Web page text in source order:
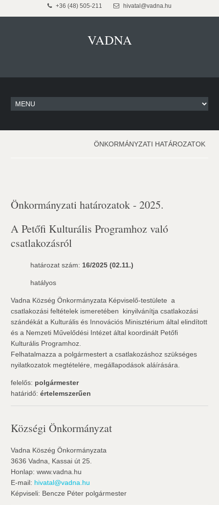
+36 (48) 505-211 hivatal@vadna.hu
VADNA
ÖNKORMÁNYZATI HATÁROZATOK
Önkormányzati határozatok - 2025.
A Petőfi Kulturális Programhoz való
csatlakozásról
határozat szám: 16/2025 (02.11.)
hatályos
Vadna Község Önkormányzata Képviselő-testülete  a
csatlakozási feltételek ismeretében  kinyilvánítja csatlakozási
szándékát a Kulturális és Innovációs Minisztérium által elindított
és a Nemzeti Művelődési Intézet által koordinált Petőfi
Kulturális Programhoz.
Felhatalmazza a polgármestert a csatlakozáshoz szükséges
nyilatkozatok megtételére, megállapodások aláírására.
felelős: polgármester
határidő:értelemszerűen
Községi Önkormányzat
Vadna Köszég Önkormányzata
3636 Vadna, Kassai út 25.
Honlap: www.vadna.hu
E-mail: hivatal@vadna.hu
Képviseli: Bencze Péter polgármester